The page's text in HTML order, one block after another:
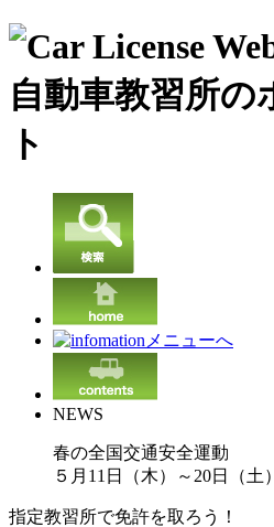
NEWS
春の全国交通安全運動
５月11日（木）～20日（土）
指定教習所で免許を取ろう！